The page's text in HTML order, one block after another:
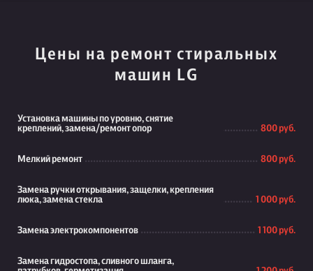
Цены на ремонт стиральных
машин LG
Установка машины по уровню, снятие
креплений, замена/ремонт опор
800 руб.
Мелкий ремонт 800 руб.
Замена ручки открывания, защелки, крепления
люка, замена стекла
1 000 руб.
Замена электрокомпонентов 1 100 руб.
Замена гидростопа, сливного шланга,